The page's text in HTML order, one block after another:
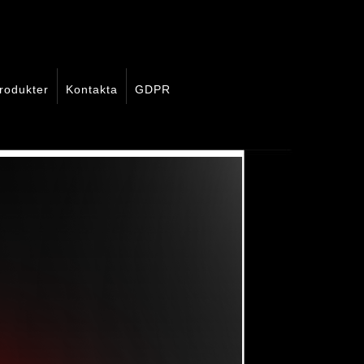
Kontakta GDPR